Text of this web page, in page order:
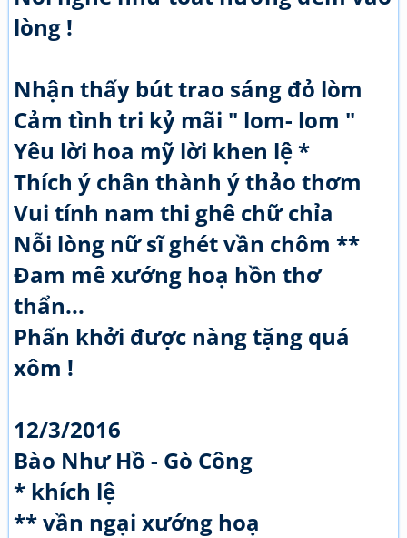
lòng !
Nhận thấy bút trao sáng đỏ lòm
Cảm tình tri kỷ mãi " lom- lom "
Yêu lời hoa mỹ lời khen lệ *
Thích ý chân thành ý thảo thơm
Vui tính nam thi ghê chữ chỉa
Nỗi lòng nữ sĩ ghét vần chôm **
Đam mê xướng hoạ hồn thơ
thẩn...
Phấn khởi được nàng tặng quá
xôm !
12/3/2016
Bào Như Hồ - Gò Công
* khích lệ
** vần ngại xướng hoạ